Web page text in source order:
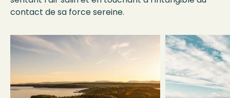
contact de sa force sereine.